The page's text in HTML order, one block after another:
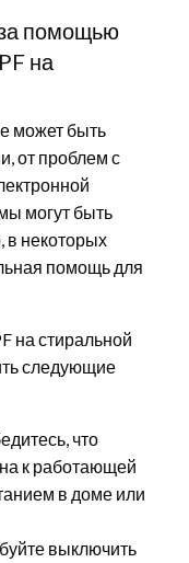
за помощью
на
может быть
от проблем с
могут быть
в некоторых
помощь для
на стиральной
следующие
что
к работающей
в доме или
выключить